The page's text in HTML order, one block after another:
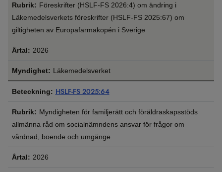
Föreskrifter (HSLF-‍FS 2026:4) om ändring i
Läkemedelsverkets föreskrifter (HSLF-‍FS 2025:67) om
giltigheten av Europa­farmakopén i Sverige
2026
Läkemedelsverket
HSLF-FS 2025:64
Myndigheten för familjerätt och föräldraskapsstöds
allmänna råd om socialnämndens ansvar för frågor om
vårdnad, boende och umgänge
2026